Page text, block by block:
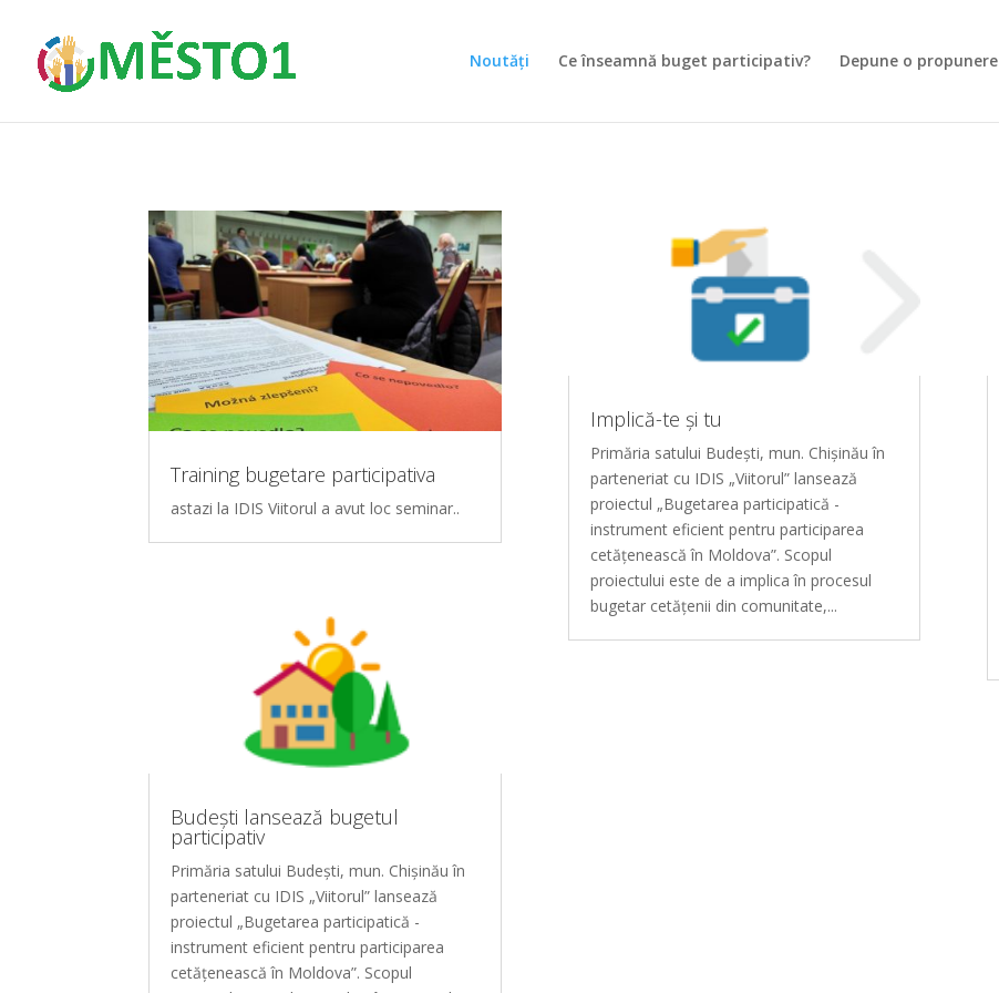
Noutăți Ce înseamnă buget participativ? Depune o propunere
Training bugetare participativa
astazi la IDIS Viitorul a avut loc seminar..
Budești lansează bugetul
participativ
Primăria satului Budești, mun. Chișinău în
parteneriat cu IDIS „Viitorul” lansează
proiectul „Bugetarea participatică -
instrument eficient pentru participarea
cetățenească în Moldova”. Scopul
Implică-te și tu
Primăria satului Budești, mun. Chișinău în
parteneriat cu IDIS „Viitorul” lansează
proiectul „Bugetarea participatică -
instrument eficient pentru participarea
cetățenească în Moldova”. Scopul
proiectului este de a implica în procesul
bugetar cetățenii din comunitate,...